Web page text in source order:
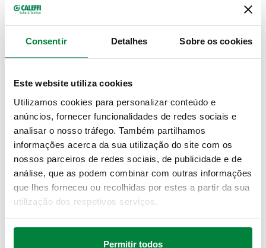
Consentir Detalhes Sobre os cookies
Este website utiliza cookies
Utilizamos cookies para personalizar conteúdo e
anúncios, fornecer funcionalidades de redes sociais e
analisar o nosso tráfego. Também partilhamos
informações acerca da sua utilização do site com os
nossos parceiros de redes sociais, de publicidade e de
análise, que as podem combinar com outras informações
que lhes forneceu ou recolhidas por estes a partir da sua
utilização dos respetivos serviços.
Permitir todos
DADOS TÉCNICOS
Material
latão
DESENHOS E ESPECIFICAÇÕES
Código artigo Diâmetro tubagem Ligação Actions